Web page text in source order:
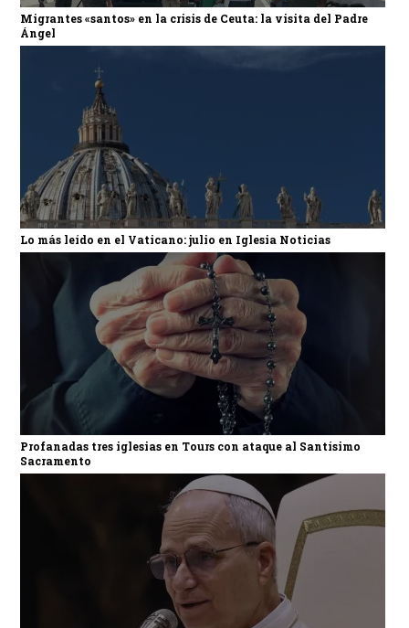
Migrantes «santos» en la crisis de Ceuta: la visita del Padre
Ángel
Lo más leído en el Vaticano: julio en Iglesia Noticias
Profanadas tres iglesias en Tours con ataque al Santísimo
Sacramento